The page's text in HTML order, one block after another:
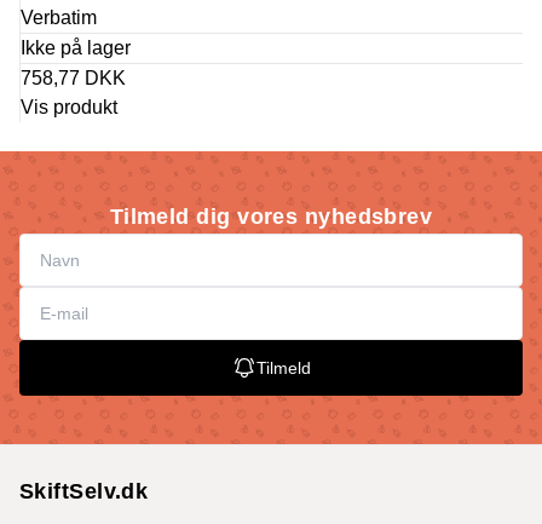
Verbatim
Ikke på lager
758,77 DKK
Vis produkt
Tilmeld dig vores nyhedsbrev
Tilmeld
SkiftSelv.dk